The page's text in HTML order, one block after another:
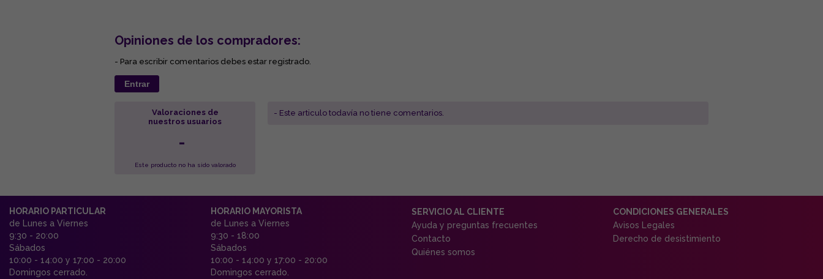
Opiniones de los compradores:
- Para escribir comentarios debes estar registrado.
Entrar
Valoraciones de
nuestros usuarios
-
Este producto no ha sido valorado
- Este articulo todavía no tiene comentarios.
HORARIO PARTICULAR
de Lunes a Viernes
9:30 - 20:00
Sábados
10:00 - 14:00 y 17:00 - 20:00
Domingos cerrado.
HORARIO MAYORISTA
de Lunes a Viernes
9:30 - 18:00
Sábados
10:00 - 14:00 y 17:00 - 20:00
Domingos cerrado.
SERVICIO AL CLIENTE
Ayuda y preguntas frecuentes
Contacto
Quiénes somos
CONDICIONES GENERALES
Avisos Legales
Derecho de desistimiento